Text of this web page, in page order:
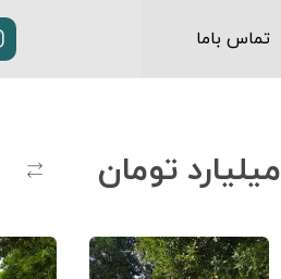
تماس باما
‌ ‍ ‌‌‌‌میلیارد تومان